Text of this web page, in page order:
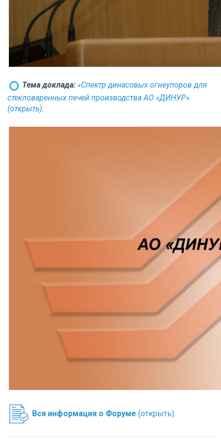
Тема доклада: «Спектр динасовых огнеупоров для
стекловаренных печей производства АО «ДИНУР»
(открыть).
Вся информация о Форуме (открыть).